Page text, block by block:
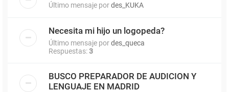
Último mensaje pordes_KUKA
Necesita mi hijo un logopeda?
Último mensaje pordes_queca
Respuestas:3
BUSCO PREPARADOR DE AUDICION Y
LENGUAJE EN MADRID